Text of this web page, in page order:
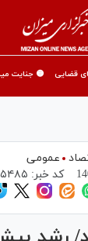
قضایی 🟡 جنایت
عمومی
کد خبر: